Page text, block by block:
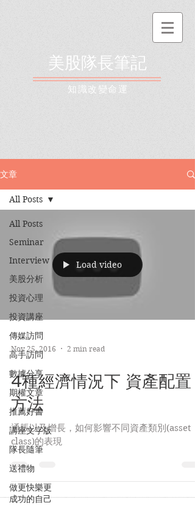
美股隊長筆記
​知識改變命運
文章
All Posts
Seminar
Interview
美股分析
投資心理
投資講座
傳媒訪問
高手訪問
數據分享
期權文章
推薦好書
講座文字版
隊長隨筆
送禮物
做更快樂更
成功的自己
All Posts
Load video
Nov 25, 2016 2 min read
4種經濟情況下 資產配置
方法
通脹以及增長，如何影響不同資產類別(asset
class)的表現